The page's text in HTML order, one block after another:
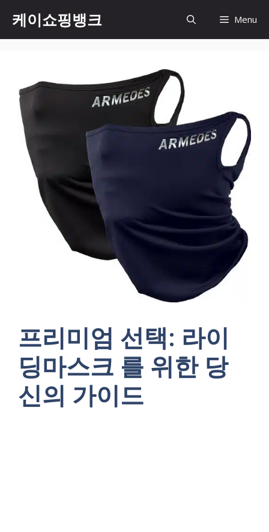
content
케이쇼핑뱅크 Menu
프리미엄 선택: 라이
딩마스크 를 위한 당
신의 가이드